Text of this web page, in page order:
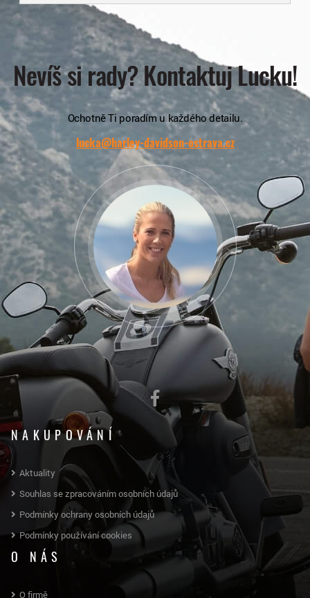
Nevíš si rady? Kontaktuj Lucku!
Ochotně Ti poradím u každého detailu.
lucka@harley-davidson-ostrava.cz
NAKUPOVÁNÍ
Aktuality
Souhlas se zpracováním osobních údajů
Podmínky ochrany osobních údajů
Podmínky používání cookies
O NÁS
O firmě